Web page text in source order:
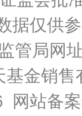
据仅供
管局网
金销
网站备